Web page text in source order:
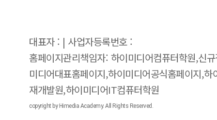
대표자 : | 사업자등록번호 :
홈페이지관리책임자: 하이미디어컴퓨터학원,신
미디어대표홈페이지,하이미디어공식홈페이지,
재개발원,하이미디어IT컴퓨터학원
copyright by Himedia Academy. All Rights Reserved.